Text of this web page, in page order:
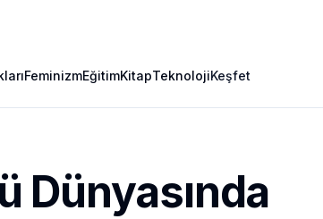
FeminizmEğitimKitapTeknolojiKeşfet
Dünyasında